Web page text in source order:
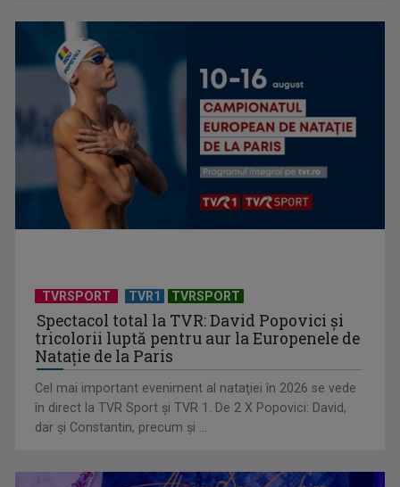
Federația SANITAS suspendă temporar greva generală din
sistemul sanitar
TVRSPORT TVR1 TVRSPORT
Spectacol total la TVR: David Popovici și
tricolorii luptă pentru aur la Europenele de
Natație de la Paris
Cel mai important eveniment al nataţiei în 2026 se vede
în direct la TVR Sport şi TVR 1. De 2 X Popovici: David,
dar şi Constantin, precum şi ...